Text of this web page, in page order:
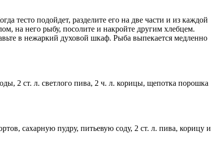
тесто подойдет, разделите его на две части и из каждой
на него рыбу, посолите и накройте другим хлебцем.
в нежаркий духовой шкаф. Рыба выпекается медленно
2 ст. л. светлого пива, 2 ч. л. корицы, щепотка порошка
сахарную пудру, питьевую соду, 2 ст. л. пива, корицу и